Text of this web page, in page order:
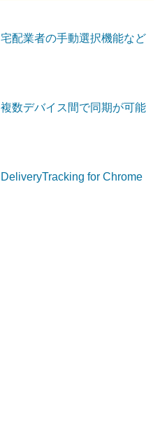
宅配業者の手動選択機能など
複数デバイス間で同期が可能
DeliveryTracking for Chrome